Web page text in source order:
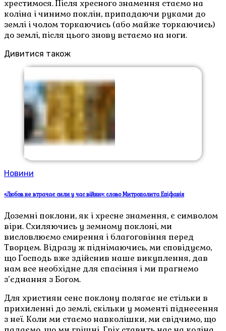
хрестимося. Після хресного знамення стаємо на
коліна і чинимо поклін, припадаючи руками до
землі і чолом торкаючись (або майже торкаючись)
до землі, після цього знову встаємо на ноги.
Дивитися також
Новини
«Любов не втрачає сили у час війни»: слово Митрополита Епіфанія
Доземні поклони, як і хресне знамення, є символом
віри. Схиляючись у земному поклоні, ми
висловлюємо смирення і благоговіння перед
Творцем. Відразу ж піднімаючись, ми сповідуємо,
що Господь вже здійснив наше викуплення, дав
нам все необхідне для спасіння і ми прагнемо
з’єднання з Богом.
Для християн сенс поклону полягає не стільки в
прихиленні до землі, скільки у моменті піднесення
з неї. Коли ми стаємо навколішки, ми свідчимо, що